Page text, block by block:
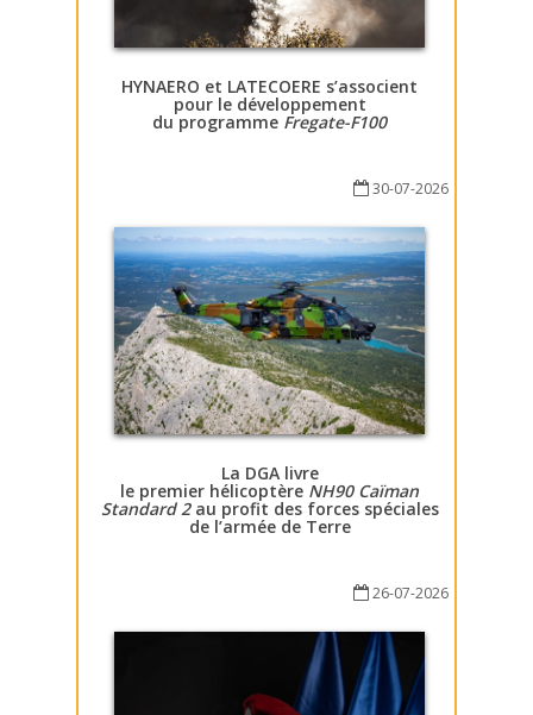
HYNAERO et LATECOERE s’associent
pour le développement
du programme Fregate-F100
30-07-2026
La DGA livre
le premier hélicoptère NH90 Caïman
Standard 2au profit des forces spéciales
de l’armée de Terre
26-07-2026